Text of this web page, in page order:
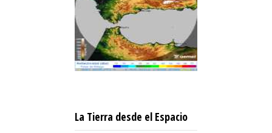
La Tierra desde el Espacio